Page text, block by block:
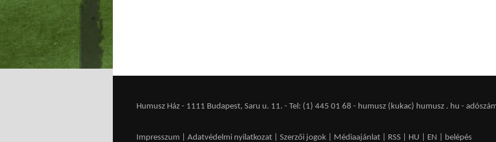
Humusz Ház - 1111 Budapest, Saru u. 11. - Tel: (1) 445 01 68 - humusz (kukac) humusz . hu -
Impresszum Adatvédelmi nyilatkozat Szerzői jogok Médiaajánlat RSS HU EN belépés